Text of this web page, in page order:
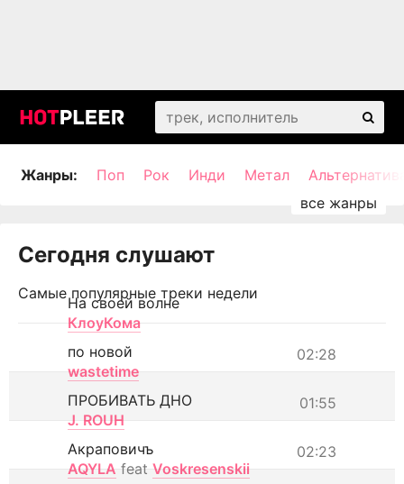
Жанры: Поп Рок Инди Метал
Сегодня слушают
Самые популярные треки недели
На своей волне
КлоуКома
02:28
по новой
wastetime
01:55
ПРОБИВАТЬ ДНО
J. ROUH
02:23
Акраповичъ
AQYLA feat Voskresenskii